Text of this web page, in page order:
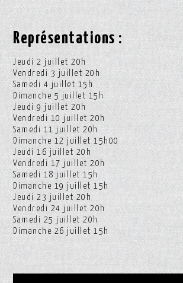
Représentations :
Jeudi 2 juillet 20h
Vendredi 3 juillet 20h
Samedi 4 juillet 15h
Dimanche 5 juillet 15h
Jeudi 9 juillet 20h
Vendredi 10 juillet 20h
Samedi 11 juillet 20h
Dimanche 12 juillet 15h00
Jeudi 16 juillet 20h
Vendredi 17 juillet 20h
Samedi 18 juillet 15h
Dimanche 19 juillet 15h
Jeudi 23 juillet 20h
Vendredi 24 juillet 20h
Samedi 25 juillet 20h
Dimanche 26 juillet 15h